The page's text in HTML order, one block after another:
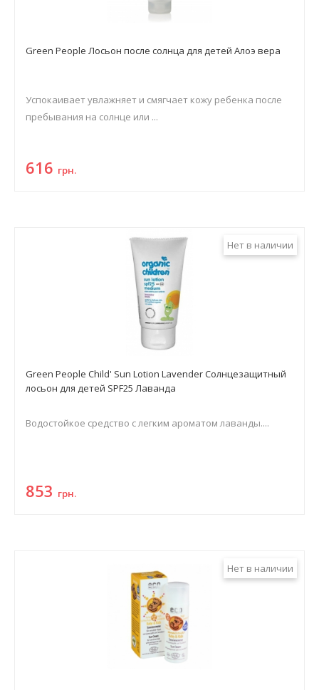
Green People Лосьон после солнца для детей Алоэ вера
Успокаивает увлажняет и смягчает кожу ребенка после
пребывания на солнце или ...
616 грн.
Нет в наличии
Green People Child' Sun Lotion Lavender Солнцезащитный
лосьон для детей SPF25 Лаванда
Водостойкое средство с легким ароматом лаванды....
853 грн.
Нет в наличии